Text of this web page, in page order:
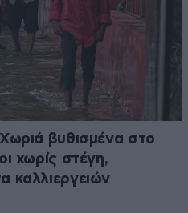
βυθισμένα στο
χωρίς στέγη,
καλλιεργειών